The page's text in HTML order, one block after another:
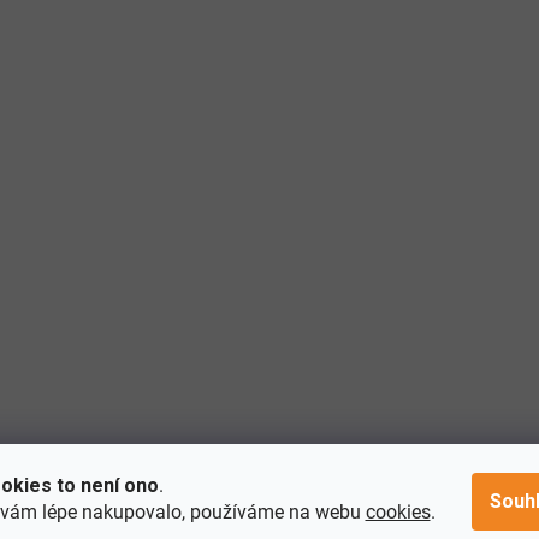
to není ono.
lépe nakupovalo, používáme na webu cookies.